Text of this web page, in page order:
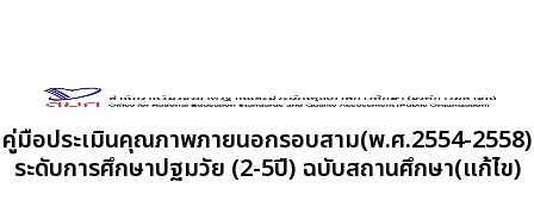
คู่มือประเมินคุณภาพภายนอกรอบสาม(พ.ศ.2554-2558)
ระดับการศึกษาปฐมวัย (2-5ปี) ฉบับสถานศึกษา(แก้ไข)